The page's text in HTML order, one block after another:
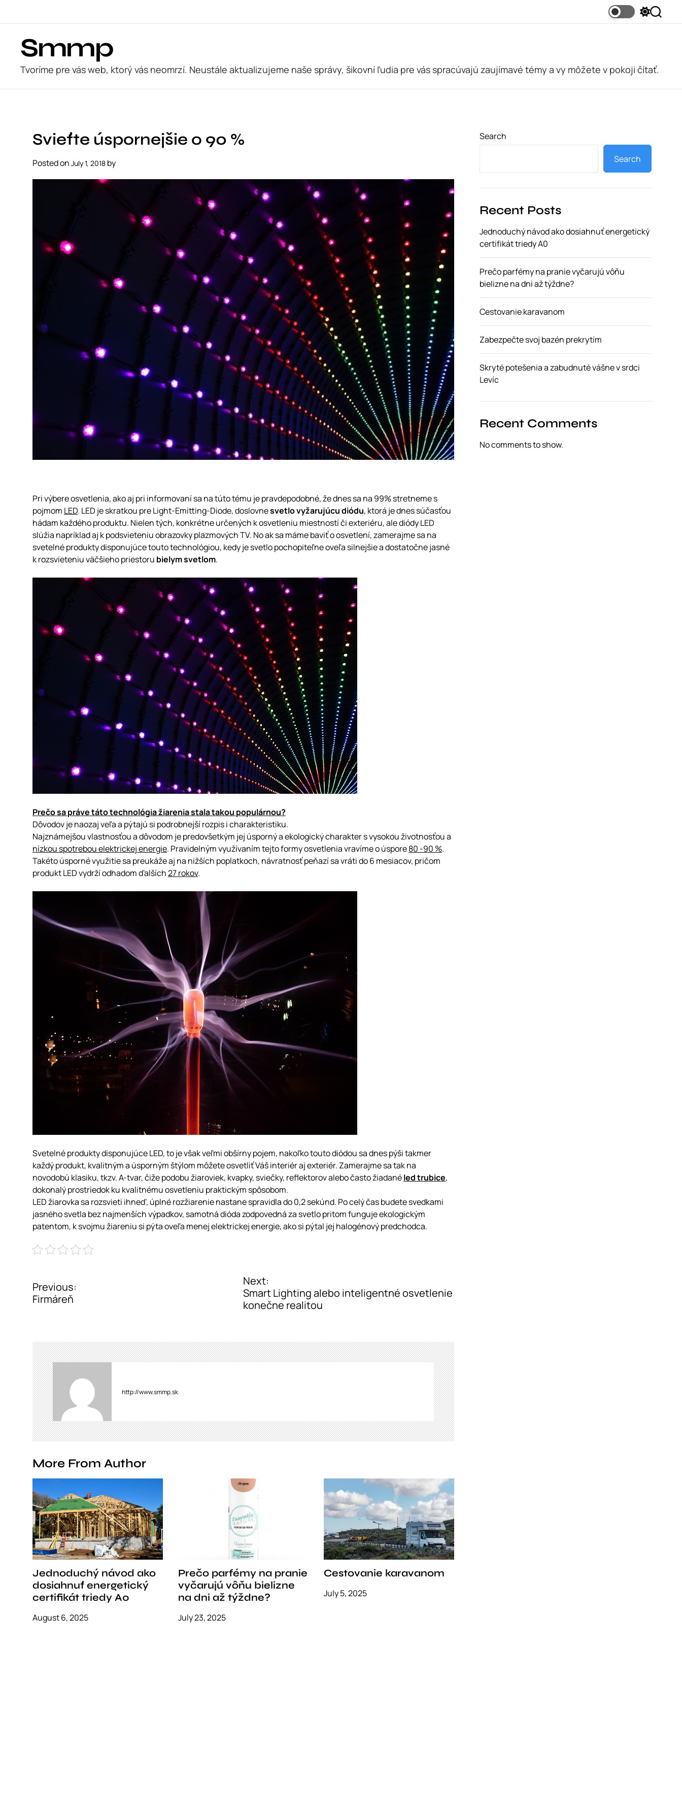
o
S
w
o
o
S
e
Smmp
Tvoríme pre vás web, ktorý vás neomrzí. Neustále aktualizujeme naše správy, šikovní ľudia pre vás spracúvajú zaujímavé témy a vy môžete v pokoji čítať.
Svieťte úspornejšie o 90 %
Posted on July 1, 2018 by
Pri výbere osvetlenia, ako aj pri informovaní sa na túto tému je pravdepodobné, že dnes sa na 99% stretneme s
pojmom LED. LED je skratkou pre Light-Emitting-Diode, doslovnesvetlo vyžarujúcu diódu, ktorá je dnes súčasťou
hádam každého produktu. Nielen tých, konkrétne určených k osvetleniu miestností či exteriéru, ale diódy LED
slúžia napríklad aj k podsvieteniu obrazovky plazmových TV. No ak sa máme baviť o osvetlení, zamerajme sa na
svetelné produkty disponujúce touto technológiou, kedy je svetlo pochopiteľne oveľa silnejšie a dostatočne jasné
k rozsvieteniu väčšieho priestoru bielym svetlom.
Prečo sa práve táto technológia žiarenia stala takou populárnou?
Dôvodov je naozaj veľa a pýtajú si podrobnejší rozpis i charakteristiku.
Najznámejšou vlastnosťou a dôvodom je predovšetkým jej úsporný a ekologický charakter s vysokou životnosťou a
nízkou spotrebou elektrickej energie. Pravidelným využívaním tejto formy osvetlenia vravíme o úspore80 -90 %.
Takéto úsporné využitie sa preukáže aj na nižších poplatkoch, návratnosť peňazí sa vráti do 6 mesiacov, pričom
produkt LED vydrží odhadom ďalších27 rokov.
Svetelné produkty disponujúce LED, to je však veľmi obšírny pojem, nakoľko touto diódou sa dnes pýši takmer
každý produkt, kvalitným a úsporným štýlom môžete osvetliť Váš interiér aj exteriér. Zamerajme sa tak na
novodobú klasiku, tkzv. A-tvar, čiže podobu žiaroviek, kvapky, sviečky, reflektorov alebo často žiadanéled trubice,
dokonalý prostriedok ku kvalitnému osvetleniu praktickým spôsobom.
LED žiarovka sa rozsvieti ihneď, úplné rozžiarenie nastane spravidla do 0,2 sekúnd. Po celý čas budete svedkami
jasného svetla bez najmenších výpadkov, samotná dióda zodpovedná za svetlo pritom funguje ekologickým
patentom, k svojmu žiareniu si pýta oveľa menej elektrickej energie, ako si pýtal jej halogénový predchodca.
P
o
t
n
a
v
i
g
t
i
o
n
Previous:
Firmáreň
Next:
Smart Lighting alebo inteligentné osvetlenie
konečne realitou
http://www.smmp.sk
More From Author
Jednoduchý návod ako
dosiahnuť energetický
certifikát triedy A0
August 6, 2025
Prečo parfémy na pranie
vyčarujú vôňu bielizne
na dni až týždne?
July 23, 2025
Cestovanie karavanom
July 5, 2025
Search
Search
Recent Posts
Jednoduchý návod ako dosiahnuť energetický
certifikát triedy A0
Prečo parfémy na pranie vyčarujú vôňu
bielizne na dni až týždne?
Cestovanie karavanom
Zabezpečte svoj bazén prekrytím
Skryté potešenia a zabudnuté vášne v srdci
Levíc
Recent Comments
No comments to show.